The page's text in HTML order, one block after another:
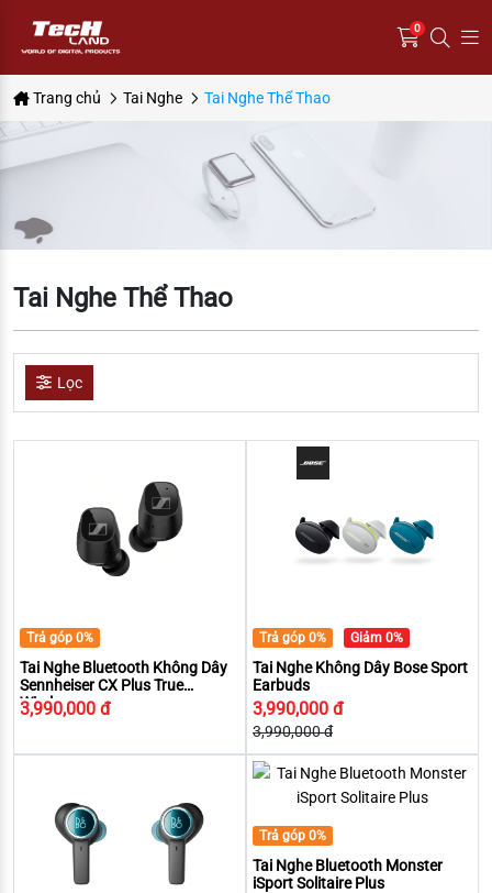
0
Trang chủ Tai Nghe Tai Nghe Thể Thao
Tai Nghe Thể Thao
Lọc
Trả góp 0%
Tai Nghe Bluetooth Không Dây
Sennheiser CX Plus True
Wireless
3,990,000 đ
Trả góp 0% Giảm 0%
Tai Nghe Không Dây Bose Sport
Earbuds
3,990,000 đ
3,990,000 đ
Trả góp 0%
Tai Nghe Bluetooth Monster
iSport Solitaire Plus